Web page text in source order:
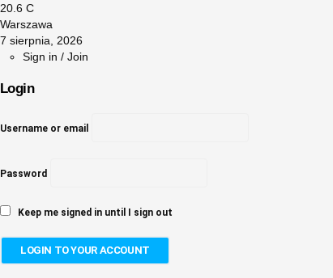
20.6 C
Warszawa
7 sierpnia, 2026
Sign in / Join
Login
Username or email
Password
Keep me signed in until I sign out